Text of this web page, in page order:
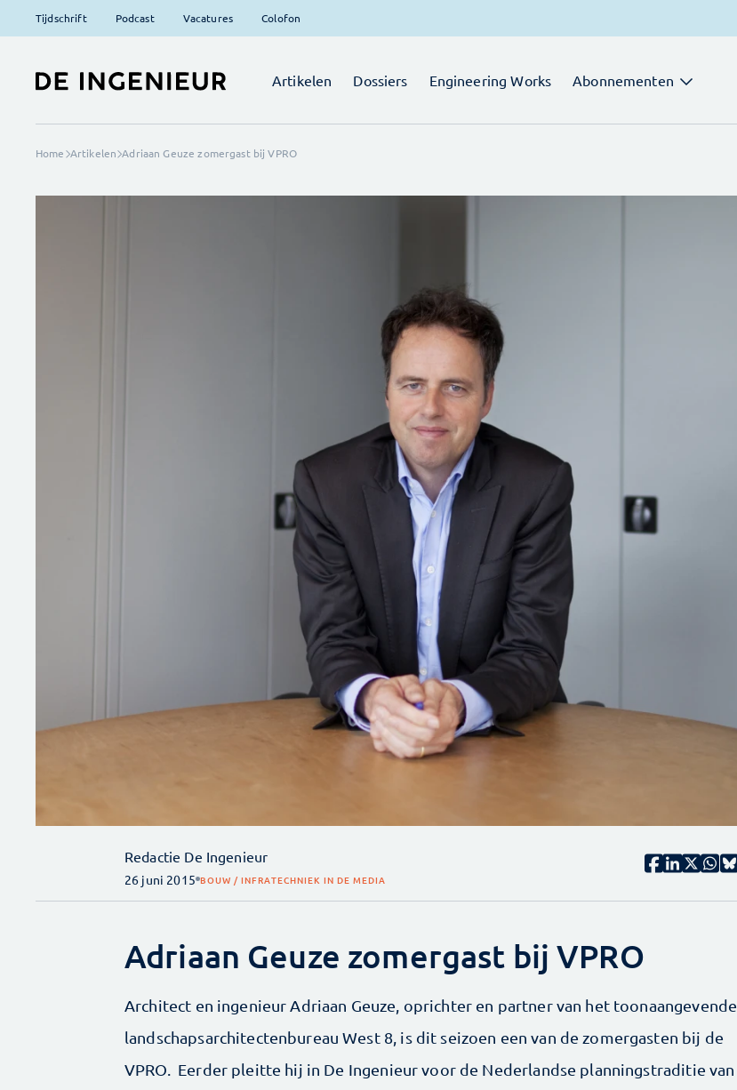
Tijdschrift Podcast Vacatures Colofon
Artikelen Dossiers Engineering Works Abonnementen
Home Artikelen Adriaan Geuze zomergast bij VPRO
Redactie De Ingenieur
26 juni 2015 BOUW / INFRATECHNIEK IN DE MEDIA
Adriaan Geuze zomergast bij VPRO
Architect en ingenieur Adriaan Geuze, oprichter en partner van het toonaangevende
landschapsarchitectenbureau West 8, is dit seizoen een van de zomergasten bij de
VPRO. Eerder pleitte hij in De Ingenieur voor de Nederlandse planningstraditie van